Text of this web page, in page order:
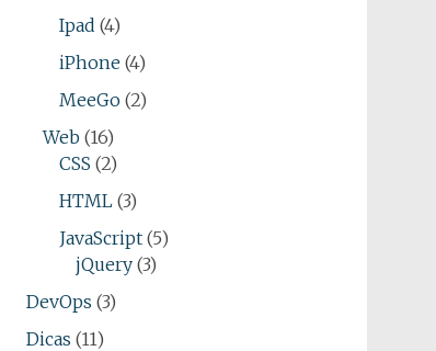
Ipad (4)
iPhone (4)
MeeGo(2)
Web (16)
CSS (2)
HTML(3)
JavaScript(5)
jQuery(3)
DevOps (3)
Dicas (11)